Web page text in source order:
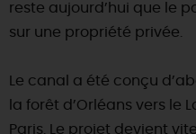
reste aujourd’hui que le
sur une propriété privée.
Le canal a été conçu
la forêt d’Orléans vers le
Paris. Le projet devient